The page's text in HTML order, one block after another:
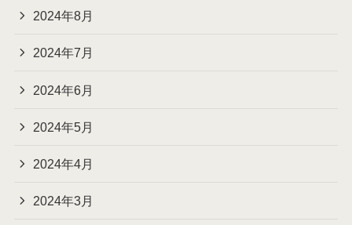
2024年8月
2024年7月
2024年6月
2024年5月
2024年4月
2024年3月